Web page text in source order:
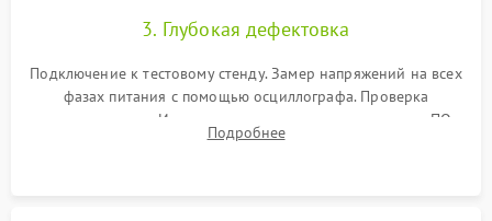
3. Глубокая дефектовка
Подключение к тестовому стенду. Замер напряжений на всех
фазах питания с помощью осциллографа. Проверка
инициализации. Использование специализированного ПО
MATS
Подробнее